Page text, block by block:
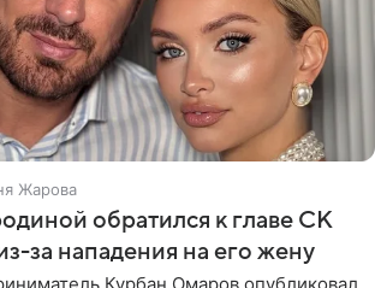
Жарова
обратился к главе СК
за нападения на его жену
Курбан Омаров опубликовал